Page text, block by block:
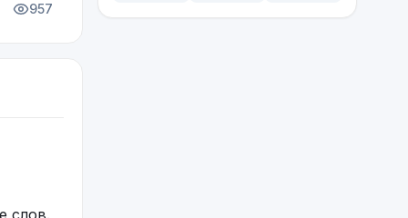
957
слов.